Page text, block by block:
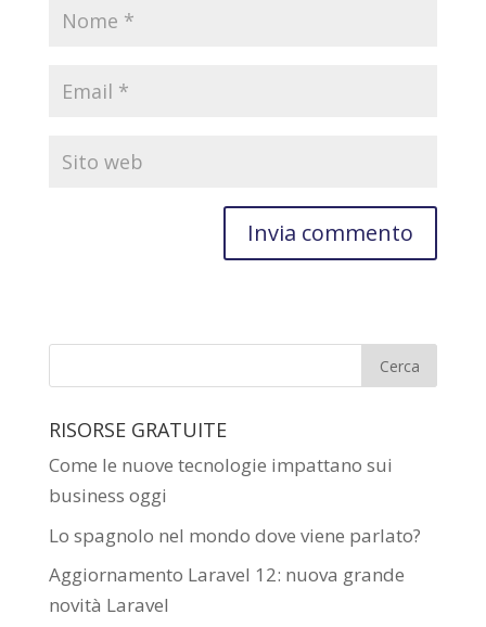
RISORSE GRATUITE
Come le nuove tecnologie impattano sui
business oggi
Lo spagnolo nel mondo dove viene parlato?
Aggiornamento Laravel 12: nuova grande
novità Laravel